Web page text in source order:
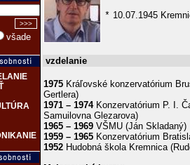
všade
* 10.07.1945
vzdelanie
1975 Kráľovské konzervatórium
Gertlera)
1971 – 1974Konzervatórium P. I.
Samuilovna Glezarova)
1965 – 1969 VŠMU (Ján Skladaný)
1959 – 1965 Konzervatórium
1952 Hudobná škola Kremnica